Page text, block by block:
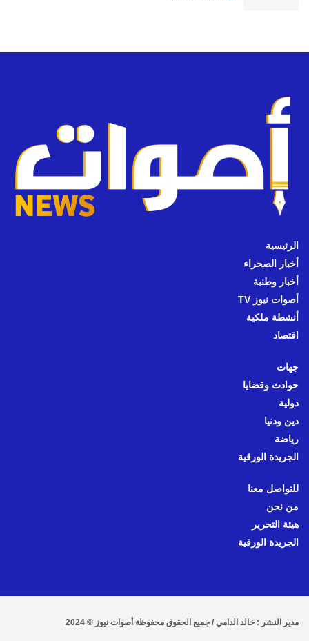
الرئيسية
أخبار الصحراء
أخبار وطنية
أصوات نيوز TV
أنشطة ملكية
اقتصاد
جهات
حوادث وقضايا
دولية
دين ودنيا
رياضة
الجريدة الورقية
للتواصل معنا
من نحن
هيئة التحرير
الجريدة الورقية
مدير النشر : خالد الدامي / جميع الحقوق محفوظة أصوات نيوز © 2024